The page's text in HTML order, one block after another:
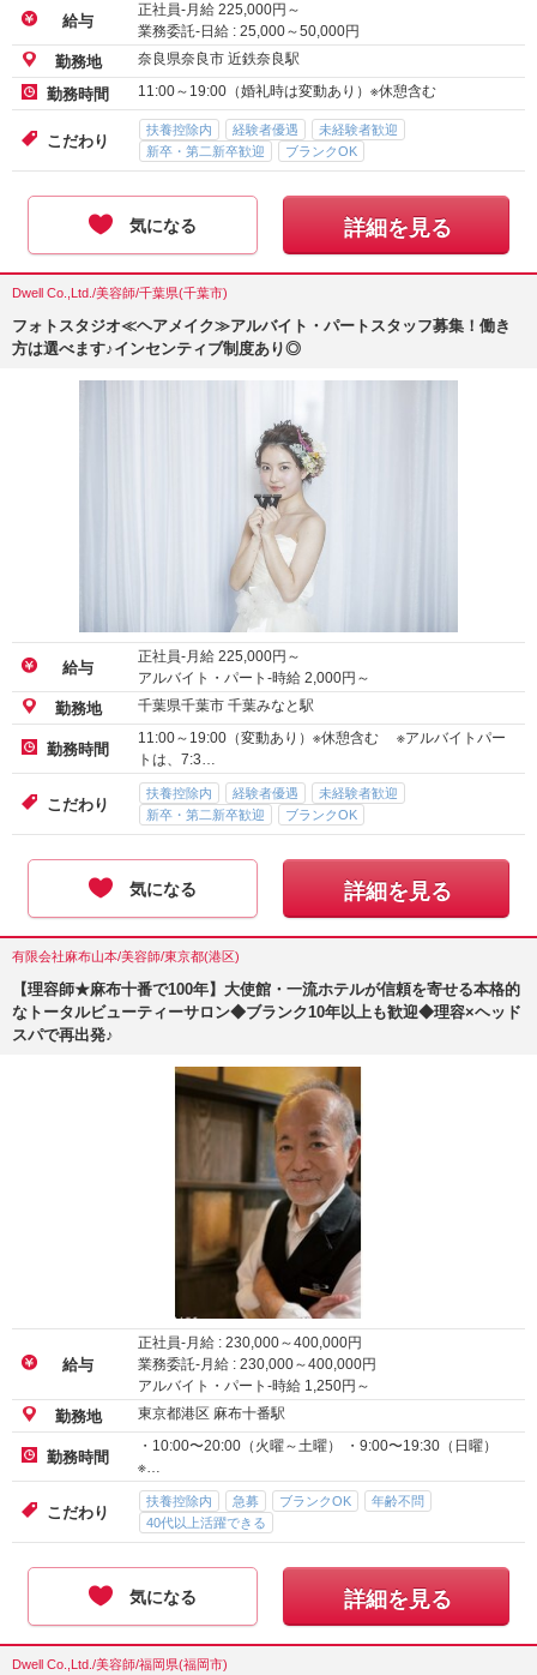
給与
正社員-月給 225,000円～
業務委託-日給 : 25,000～50,000円
勤務地 奈良県奈良市 近鉄奈良駅
勤務時間 11:00～19:00（婚礼時は変動あり）※休憩含む
こだわり
扶養控除内 経験者優遇
未経験者歓迎
新卒・第二新卒歓迎
ブランクOK
気になる 詳細を見る
Dwell Co.,Ltd./美容師/千葉県(千葉市)
フォトスタジオ≪ヘアメイク≫アルバイト・パートスタッフ募集！働き
方は選べます♪インセンティブ制度あり◎
給与
正社員-月給 225,000円～
アルバイト・パート-時給 2,000円～
勤務地 千葉県千葉市 千葉みなと駅
勤務時間
11:00～19:00（変動あり）※休憩含む ※アルバイトパー
トは、7:3…
こだわり
扶養控除内 経験者優遇
未経験者歓迎
新卒・第二新卒歓迎
ブランクOK
気になる 詳細を見る
有限会社麻布山本/美容師/東京都(港区)
【理容師★麻布十番で100年】大使館・一流ホテルが信頼を寄せる本格的
なトータルビューティーサロン◆ブランク10年以上も歓迎◆理容×ヘッド
スパで再出発♪
給与
正社員-月給 : 230,000～400,000円
業務委託-月給 : 230,000～400,000円
アルバイト・パート-時給 1,250円～
勤務地 東京都港区 麻布十番駅
勤務時間
・10:00〜20:00（火曜～土曜） ・9:00〜19:30（日曜）
※…
こだわり
扶養控除内 急募 ブランクOK
年齢不問
40代以上活躍できる
気になる 詳細を見る
Dwell Co.,Ltd./美容師/福岡県(福岡市)